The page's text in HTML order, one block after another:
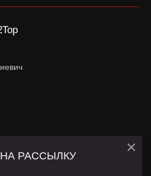
активная ссылка на
РАССЫЛКУ ×